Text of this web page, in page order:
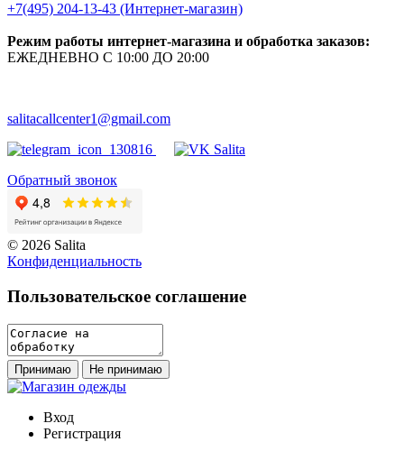
+7(495) 204-13-43 (Интернет-магазин)
Режим работы интернет-магазина и обработка заказов:
ЕЖЕДНЕВНО С 10:00 ДО 20:00
salitacallcenter1@gmail.com
Обратный звонок
© 2026 Salita
Кoнфидeнциaльнoсть
Пользовательское соглашение
Принимаю Не принимаю
Вход
Регистрация